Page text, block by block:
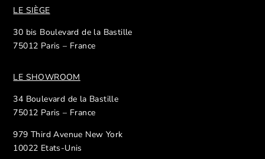
LE SIÈGE
30 bis Boulevard de la Bastille
75012 Paris – France
LE SHOWROOM
34 Boulevard de la Bastille
75012 Paris – France
979 Third Avenue New York
10022 Etats-Unis